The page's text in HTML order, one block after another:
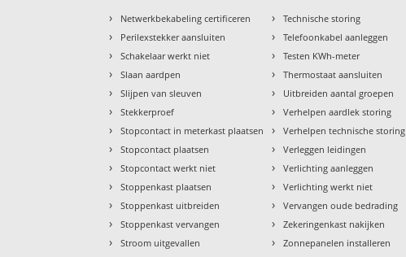
› Netwerkbekabeling certificeren
› Perilexstekker aansluiten
› Schakelaar werkt niet
› Slaan aardpen
› Slijpen van sleuven
› Stekkerproef
› Stopcontact in meterkast plaatsen
› Stopcontact plaatsen
› Stopcontact werkt niet
› Stoppenkast plaatsen
› Stoppenkast uitbreiden
› Stoppenkast vervangen
› Stroom uitgevallen
› Technische storing
› Telefoonkabel aanleggen
› Testen KWh-meter
› Thermostaat aansluiten
› Uitbreiden aantal groepen
› Verhelpen aardlek storing
› Verhelpen technische storing
› Verleggen leidingen
› Verlichting aanleggen
› Verlichting werkt niet
› Vervangen oude bedrading
› Zekeringenkast nakijken
› Zonnepanelen installeren